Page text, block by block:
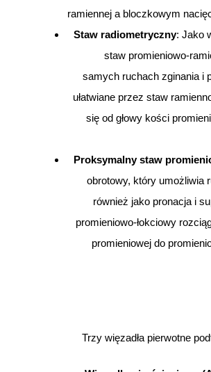
ramiennej a bloczkowym
Staw radiometryczny: Jako
staw promieniowo-
samych ruchach zginania i
ułatwiane przez staw
się od głowy kości
Proksymalny staw
obrotowy, który umożliwia
również jako pronacja i
promieniowo-łokciowy
promieniowej do
Trzy więzadła pierwotne